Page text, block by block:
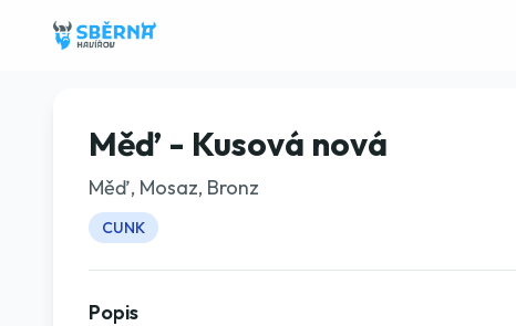
Měď - Kusová nová
Měď, Mosaz, Bronz
CUNK
Popis